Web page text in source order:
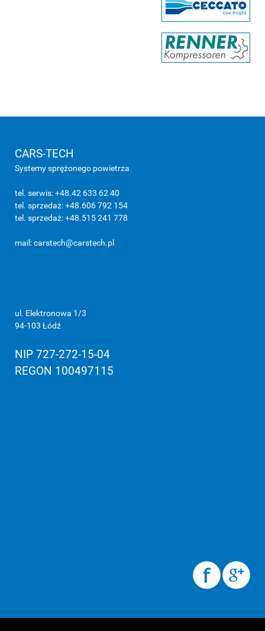
CARS-TECH
Systemy sprężonego powietrza
tel. serwis: +48.42 633 62 40
tel. sprzedaż: +48.606 792 154
tel. sprzedaż: +48.515 241 778
mail:carstech@carstech.pl
ul. Elektronowa 1/3
94-103 Łódź
NIP 727-272-15-04
REGON 100497115